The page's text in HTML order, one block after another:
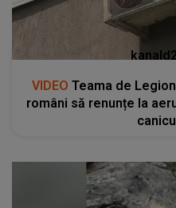
VIDEO Teama de
români să renunțe la